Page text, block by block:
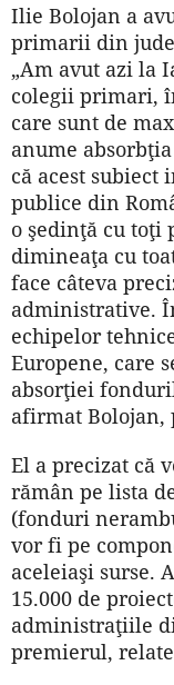
Ilie Bolojan a
primarii din
„Am avut azi la
colegii primari,
care sunt de
anume
că acest subiect
publice din
o şedinţă cu
dimineaţa cu
face câteva
administrative.
echipelor
Europene, care
absorţiei
afirmat Bolojan,
El a precizat că
rămân pe lista
(fonduri
vor fi pe
aceleiaşi surse.
15.000 de
administraţiile
premierul,